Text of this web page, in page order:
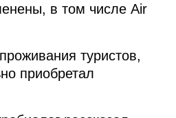
в том числе Air
туристов,
приобретал